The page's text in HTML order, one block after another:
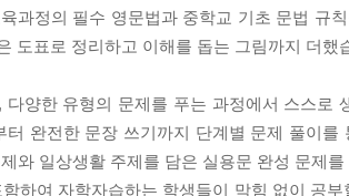
과정의 필수 영문법과 중학교 기초 문법 규
도표로 정리하고 이해를 돕는 그림까지 더했
양한 유형의 문제를 푸는 과정에서 스스로
완전한 문장 쓰기까지 단계별 문제 풀이를
와 일상생활 주제를 담은 실용문 완성 문제
하여 자학자습하는 학생들이 막힘 없이 공